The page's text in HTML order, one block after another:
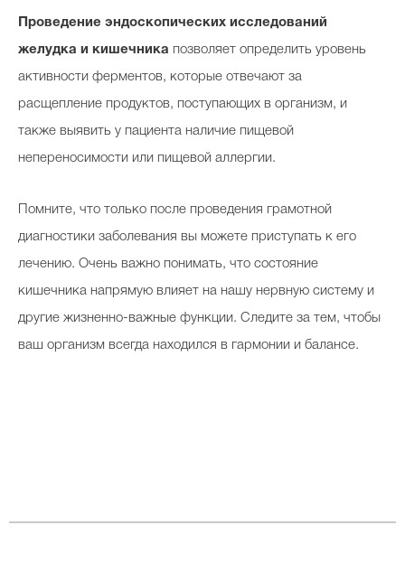
Проведение эндоскопических исследований
желудка и кишечника позволяет определить уровень
активности ферментов, которые отвечают за
расщепление продуктов, поступающих в организм, и
также выявить у пациента наличие пищевой
непереносимости или пищевой аллергии.
Помните, что только после проведения грамотной
диагностики заболевания вы можете приступать к его
лечению. Очень важно понимать, что состояние
кишечника напрямую влияет на нашу нервную систему и
другие жизненно-важные функции. Следите за тем, чтобы
ваш организм всегда находился в гармонии и балансе.